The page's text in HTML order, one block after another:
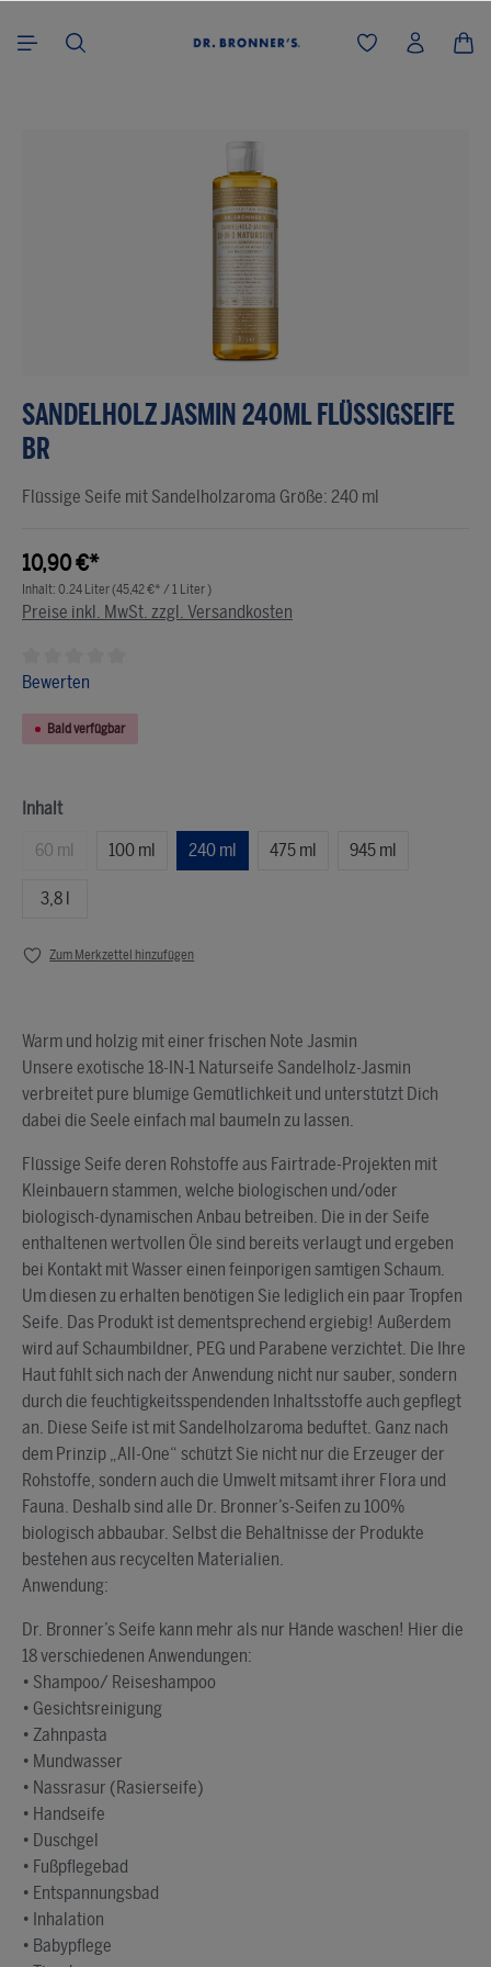
SANDELHOLZ JASMIN 240ML FLÜSSIGSEIFE
BR
Flüssige Seife mit Sandelholzaroma Größe: 240 ml
10,90 €*
Inhalt: 0.24 Liter(45,42 €* / 1 Liter )
Preise inkl. MwSt. zzgl. Versandkosten
Durchschnittliche Bewertung von 0 von 5 Sternen
Bewerten
Bald verfügbar
Inhalt
60 ml
100 ml 240 ml 475 ml 945 ml
3,8 l
Zum Merkzettel hinzufügen
Warm und holzig mit einer frischen Note Jasmin
Unsere exotische 18-IN-1 Naturseife Sandelholz-Jasmin
verbreitet pure blumige Gemütlichkeit und unterstützt Dich
dabei die Seele einfach mal baumeln zu lassen.
Flüssige Seife deren Rohstoffe aus Fairtrade-Projekten mit
Kleinbauern stammen, welche biologischen und/oder
biologisch-dynamischen Anbau betreiben. Die in der Seife
enthaltenen wertvollen Öle sind bereits verlaugt und ergeben
bei Kontakt mit Wasser einen feinporigen samtigen Schaum.
Um diesen zu erhalten benötigen Sie lediglich ein paar Tropfen
Seife. Das Produkt ist dementsprechend ergiebig! Außerdem
wird auf Schaumbildner, PEG und Parabene verzichtet. Die Ihre
Haut fühlt sich nach der Anwendung nicht nur sauber, sondern
durch die feuchtigkeitsspendenden Inhaltsstoffe auch gepflegt
an. Diese Seife ist mit Sandelholzaroma beduftet. Ganz nach
dem Prinzip „All-One“ schützt Sie nicht nur die Erzeuger der
Rohstoffe, sondern auch die Umwelt mitsamt ihrer Flora und
Fauna. Deshalb sind alle Dr. Bronner’s-Seifen zu 100%
biologisch abbaubar. Selbst die Behältnisse der Produkte
bestehen aus recycelten Materialien.
Anwendung:
Dr. Bronner’s Seife kann mehr als nur Hände waschen! Hier die
18 verschiedenen Anwendungen:
• Shampoo/ Reiseshampoo
• Gesichtsreinigung
• Zahnpasta
• Mundwasser
• Nassrasur (Rasierseife)
• Handseife
• Duschgel
• Fußpflegebad
• Entspannungsbad
• Inhalation
• Babypflege